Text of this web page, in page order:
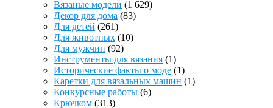
Вязаные модели (1 629)
Декор для дома (83)
Для детей (261)
Для животных (10)
Для мужчин (92)
Инструменты для вязания (1)
Исторические факты о моде (1)
Каретки для вязальных машин (1)
Конкурсные работы (6)
Крючком (313)